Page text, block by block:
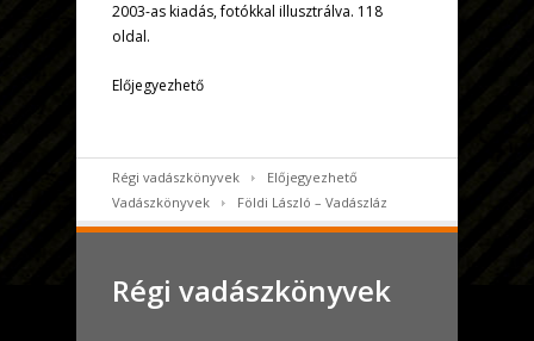
2003-as kiadás, fotókkal illusztrálva. 118
oldal.
Előjegyezhető
Régi vadászkönyvek
Előjegyezhető
Vadászkönyvek
Földi László – Vadászláz
Régi vadászkönyvek